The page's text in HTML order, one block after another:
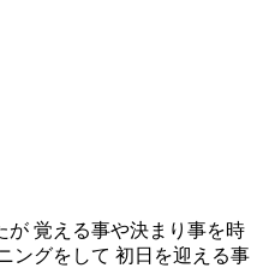
が 覚える事や決まり事を時
ングをして 初日を迎える事